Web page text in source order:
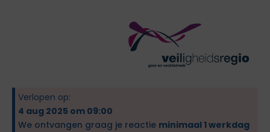
Verlopen op:
4 aug 2025 om 09:00
We ontvangen graag je reactie minimaal 1 werkdag